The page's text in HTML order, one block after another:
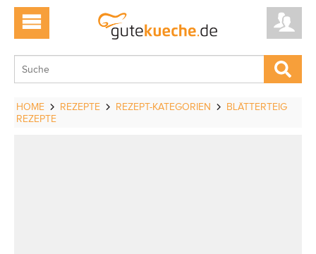
HOME REZEPTE REZEPT-KATEGORIEN
BLÄTTERTEIG
REZEPTE